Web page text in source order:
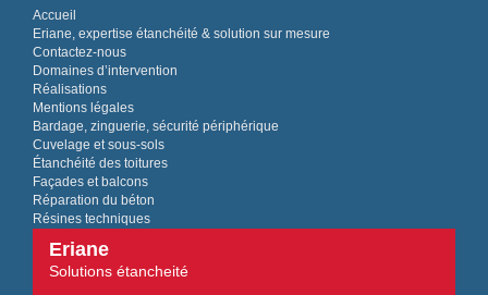
Accueil
Eriane, expertise étanchéité & solution sur mesure
Contactez-nous
Domaines d’intervention
Réalisations
Mentions légales
Bardage, zinguerie, sécurité périphérique
Cuvelage et sous-sols
Étanchéité des toitures
Façades et balcons
Réparation du béton
Résines techniques
Eriane
Solutions étancheité